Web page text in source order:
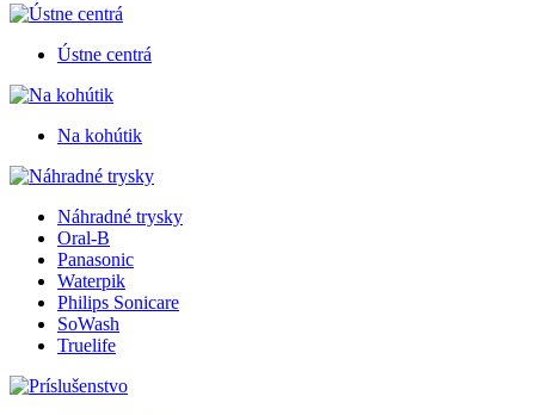
Ústne centrá
Na kohútik
Náhradné trysky
Oral-B
Panasonic
Waterpik
Philips Sonicare
SoWash
Truelife